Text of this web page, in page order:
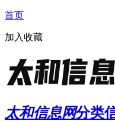
首页
加入收藏
太和信息网分类